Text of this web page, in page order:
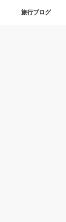
旅行ブログ